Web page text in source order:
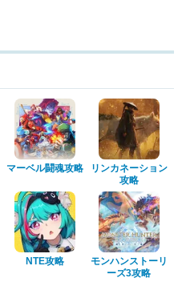
マーベル闘魂攻略
リンカネーション
攻略
NTE攻略
モンハンストーリ
ーズ3攻略